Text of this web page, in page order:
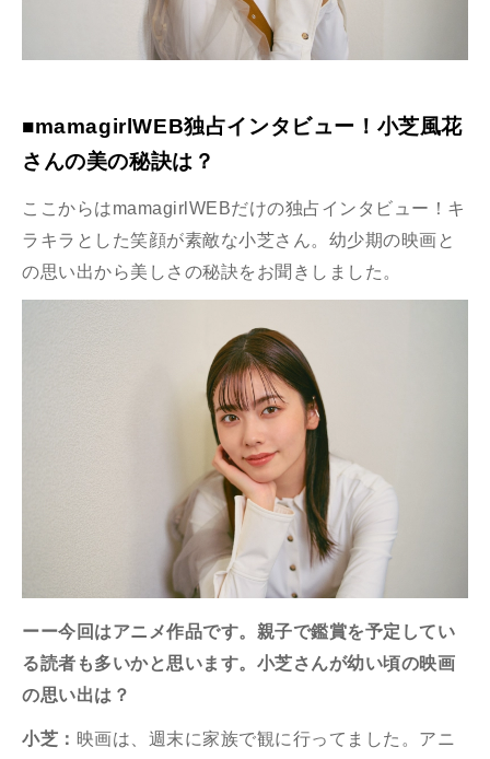
■mamagirlWEB独占インタビュー！小芝風花
さんの美の秘訣は？
ここからはmamagirlWEBだけの独占インタビュー！キ
ラキラとした笑顔が素敵な小芝さん。幼少期の映画と
の思い出から美しさの秘訣をお聞きしました。
ーー今回はアニメ作品です。親子で鑑賞を予定してい
る読者も多いかと思います。小芝さんが幼い頃の映画
の思い出は？
小芝： 映画は、週末に家族で観に行ってました。アニ